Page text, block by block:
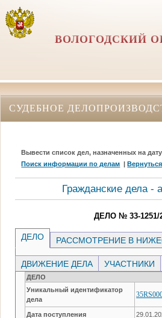
ВОЛОГОДСКИЙ
СУДЕБНОЕ
Вывести список дел, назначенных на дату
Поиск информации по делам |
Гражданские дела -
ДЕЛО № 33-1251/
ДЕЛО РАССМОТРЕНИЕ В
ДВИЖЕНИЕ ДЕЛА УЧАСТНИКИ
ДЕЛО
Уникальный идентификатор
дела
Дата поступления